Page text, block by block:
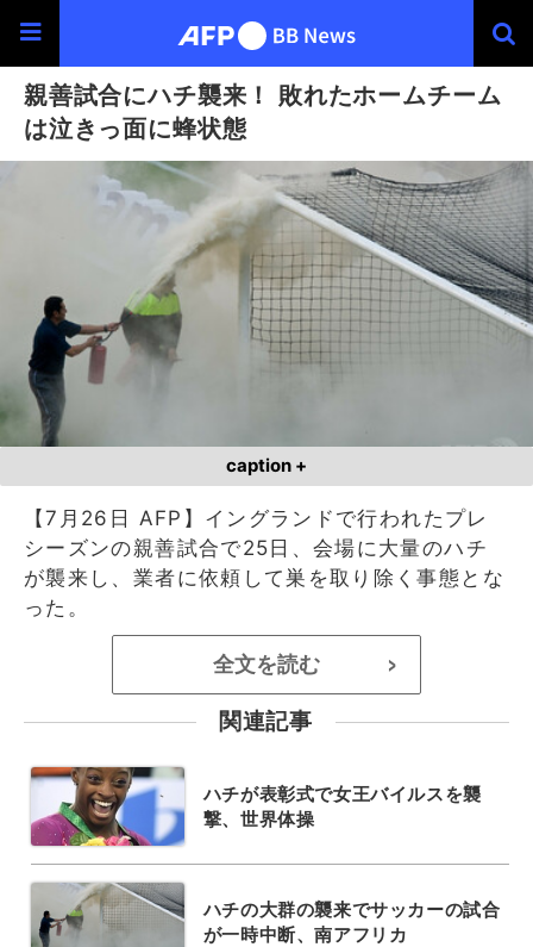
親善試合にハチ襲来！ 敗れたホームチーム
は泣きっ面に蜂状態
caption +
【7月26日 AFP】イングランドで行われたプレ
シーズンの親善試合で25日、会場に大量のハチ
が襲来し、業者に依頼して巣を取り除く事態とな
った。
全文を読む >
関連記事
ハチが表彰式で女王バイルスを襲
撃、世界体操
ハチの大群の襲来でサッカーの試合
が一時中断、南アフリカ